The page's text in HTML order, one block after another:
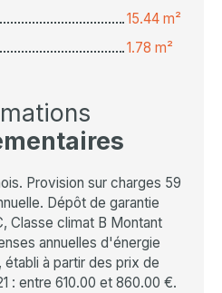
15.44 m²
1.78 m²
Provision sur charges 59
Dépôt de garantie
Classe climat B Montant
annuelles d'énergie
établi à partir des prix de
: entre 610.00 et 860.00 €.